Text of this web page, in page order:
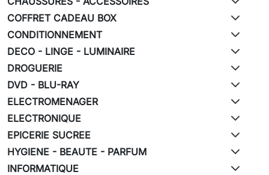
COFFRET CADEAU BOX
CONDITIONNEMENT
DECO - LINGE - LUMINAIRE
DROGUERIE
DVD - BLU-RAY
ELECTROMENAGER
ELECTRONIQUE
EPICERIE SUCREE
HYGIENE - BEAUTE - PARFUM
INFORMATIQUE